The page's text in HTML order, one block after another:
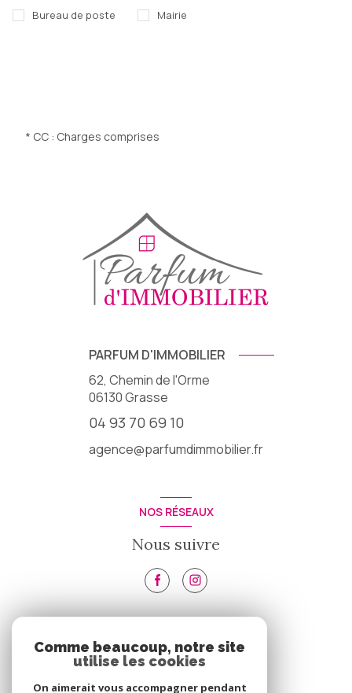
Bureau de poste Mairie
* CC : Charges comprises
PARFUM D'IMMOBILIER
62, Chemin de l'Orme
06130Grasse
04 93 70 69 10
agence@parfumdimmobilier.fr
NOS RÉSEAUX
Nous suivre
VOTRE ESPACE
Espace propriétaire
Comme beaucoup, notre site
utilise les cookies
On aimerait vous accompagner pendant